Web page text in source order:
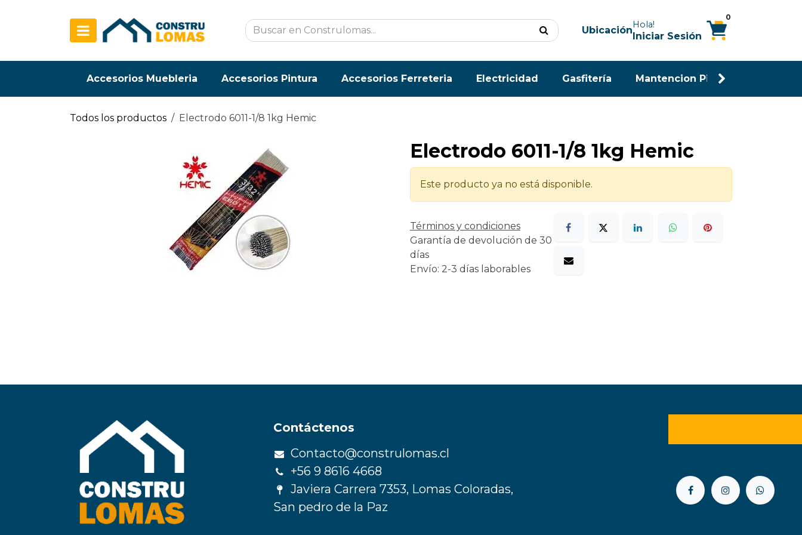
UbicaciónHola!
Iniciar Sesión
0
Accesorios Muebleria Accesorios Pintura Accesorios Ferreteria Electricidad Gasfitería Mantencion Piscina
Todos los productos Electrodo 6011-1/8 1kg Hemic
Electrodo 6011-1/8 1kg Hemic
Este producto ya no está disponible.
Términos y condiciones
Garantía de devolución de 30
días
Envío: 2-3 días laborables
Contáctenos
Contacto@construlomas.cl
+56 9 8616 4668
Javiera Carrera 7353, Lomas Coloradas,
San pedro de la Paz